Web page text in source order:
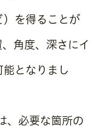
）を得ることが
角度、深さにイ
能となりまし
、必要な箇所の